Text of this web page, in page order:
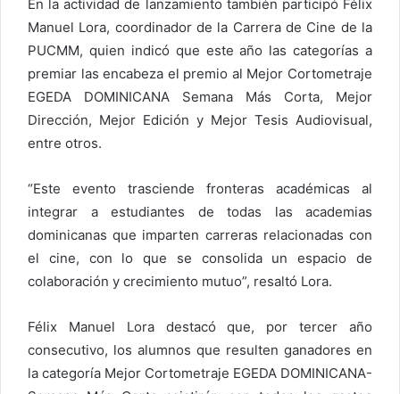
En la actividad de lanzamiento también participó Félix
Manuel Lora, coordinador de la Carrera de Cine de la
PUCMM, quien indicó que este año las categorías a
premiar las encabeza el premio al Mejor Cortometraje
EGEDA DOMINICANA Semana Más Corta, Mejor
Dirección, Mejor Edición y Mejor Tesis Audiovisual,
entre otros.
“Este evento trasciende fronteras académicas al
integrar a estudiantes de todas las academias
dominicanas que imparten carreras relacionadas con
el cine, con lo que se consolida un espacio de
colaboración y crecimiento mutuo”, resaltó Lora.
Félix Manuel Lora destacó que, por tercer año
consecutivo, los alumnos que resulten ganadores en
la categoría Mejor Cortometraje EGEDA DOMINICANA-